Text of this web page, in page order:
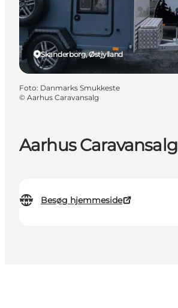
Planlæg ferien
Aarhus Caravansalg
Besøg hjemmeside
Skanderborg, Østjylland
Foto: Danmarks Smukkeste
© Aarhus Caravansalg